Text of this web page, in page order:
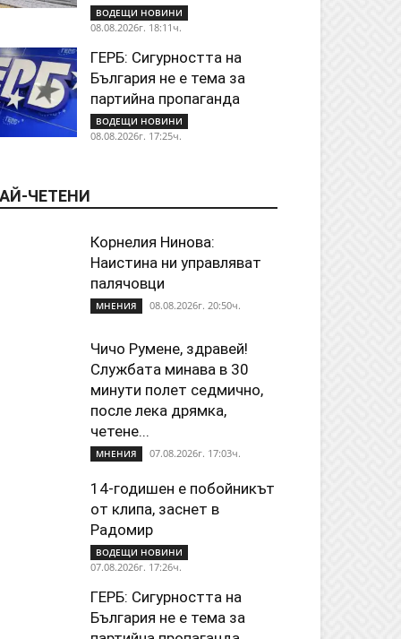
ВОДЕЩИ НОВИНИ
08.08.2026г. 18:11ч.
ГЕРБ: Сигурността на
България не е тема за
партийна пропаганда
ВОДЕЩИ НОВИНИ
08.08.2026г. 17:25ч.
ЧЕТЕНИ
Корнелия Нинова:
Наистина ни управляват
палячовци
МНЕНИЯ 08.08.2026г. 20:50ч.
Чичо Румене, здравей!
Службата минава в 30
минути полет седмично,
после лека дрямка,
четене...
МНЕНИЯ 07.08.2026г. 17:03ч.
14-годишен е побойникът
от клипа, заснет в
Радомир
ВОДЕЩИ НОВИНИ
07.08.2026г. 17:26ч.
ГЕРБ: Сигурността на
България не е тема за